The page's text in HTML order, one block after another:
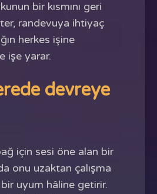
bir kısmını geri
randevuya ihtiyaç
herkes işine
işe yarar.
devreye
için sesi öne alan bir
onu uzaktan çalışma
uyum hâline getirir.